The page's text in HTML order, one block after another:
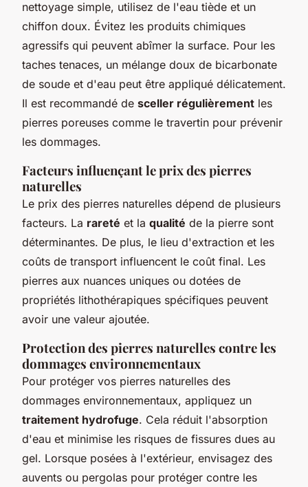
nettoyage simple, utilisez de l'eau tiède et un
chiffon doux. Évitez les produits chimiques
agressifs qui peuvent abîmer la surface. Pour les
taches tenaces, un mélange doux de bicarbonate
de soude et d'eau peut être appliqué délicatement.
Il est recommandé de sceller régulièrement les
pierres poreuses comme le travertin pour prévenir
les dommages.
Facteurs influençant le prix des pierres
naturelles
Le prix des pierres naturelles dépend de plusieurs
facteurs. La rareté et la qualité de la pierre sont
déterminantes. De plus, le lieu d'extraction et les
coûts de transport influencent le coût final. Les
pierres aux nuances uniques ou dotées de
propriétés lithothérapiques spécifiques peuvent
avoir une valeur ajoutée.
Protection des pierres naturelles contre les
dommages environnementaux
Pour protéger vos pierres naturelles des
dommages environnementaux, appliquez un
traitement hydrofuge. Cela réduit l'absorption
d'eau et minimise les risques de fissures dues au
gel. Lorsque posées à l'extérieur, envisagez des
auvents ou pergolas pour protéger contre les